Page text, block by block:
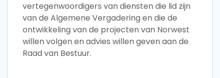
vertegenwoordigers van diensten die lid zijn
van de Algemene Vergadering en die de
ontwikkeling van de projecten van Norwest
willen volgen en advies willen geven aan de
Raad van Bestuur.